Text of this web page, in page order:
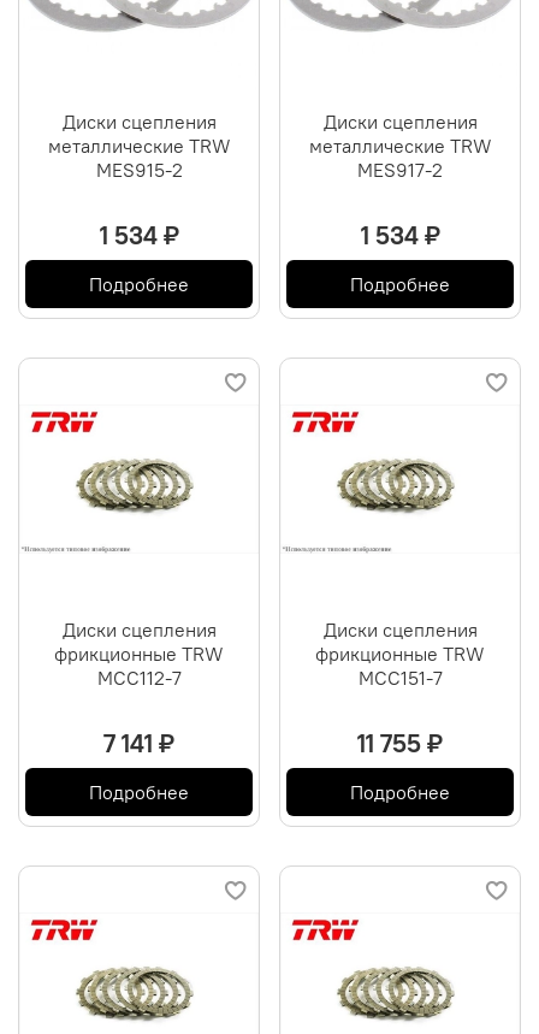
Диски сцепления
металлические TRW
MES915-2
1 534 ₽
Подробнее
Диски сцепления
металлические TRW
MES917-2
1 534 ₽
Подробнее
Диски сцепления
фрикционные TRW
MCC112-7
7 141 ₽
Подробнее
Диски сцепления
фрикционные TRW
MCC151-7
11 755 ₽
Подробнее